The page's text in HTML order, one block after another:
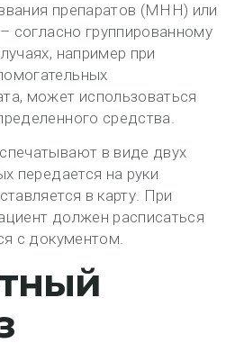
препаратов (МНН) или
согласно группированному
например при
может использоваться
средства.
в виде двух
передается на руки
в карту. При
должен расписаться
с документом.